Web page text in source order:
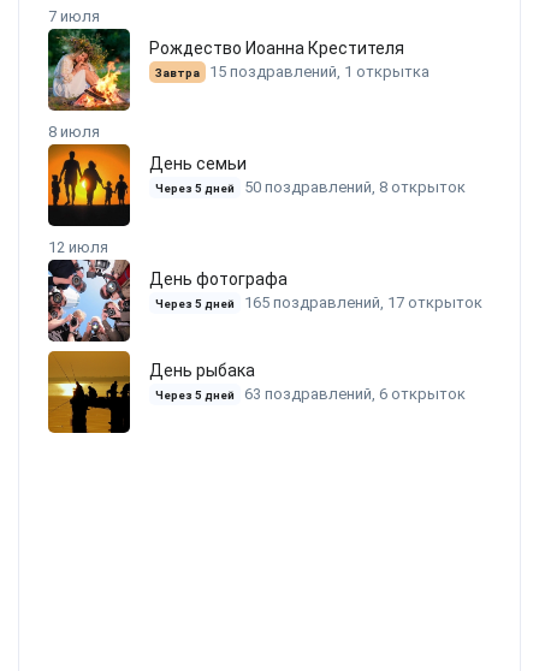
7 июля
Рождество Иоанна Крестителя
Завтра 15 поздравлений, 1 открытка
8 июля
День семьи
Через 5 дней 50 поздравлений, 8 открыток
12 июля
День фотографа
Через 5 дней 165 поздравлений, 17 открыток
День рыбака
Через 5 дней 63 поздравлений, 6 открыток